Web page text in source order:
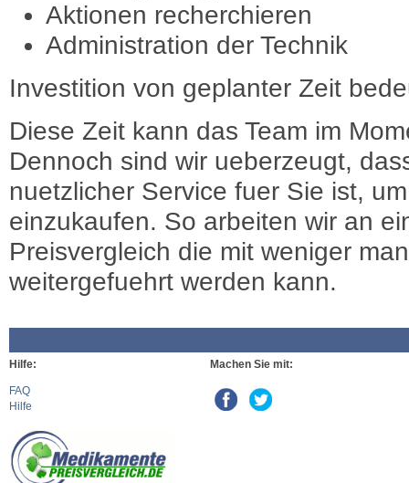
Aktionen recherchieren
Administration der Technik
Investition von geplanter Zeit
Diese Zeit kann das Team im
Dennoch sind wir ueberzeugt,
nuetzlicher Service fuer Sie ist,
einzukaufen. So arbeiten wir an
Preisvergleich die mit weniger
weitergefuehrt werden kann.
Hilfe:
FAQ
Hilfe
Machen Sie mit: